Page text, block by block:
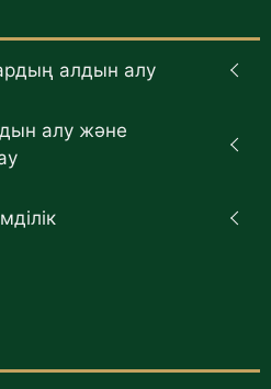
алдын алу
алу және